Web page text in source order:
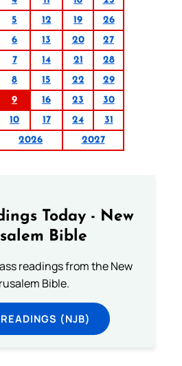
5 12 19
26
6 13 20
27
7 14 21
28
8 15 22
29
9 16 23
30
10 17 24
31
2026 2027
Today - New
Bible
readings from the New
Bible.
(NJB)